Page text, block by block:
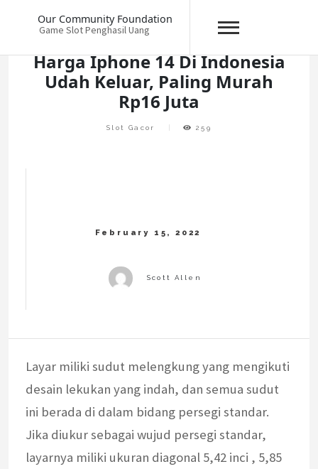
Our Community Foundation
Game Slot Penghasil Uang
Harga Iphone 14 Di Indonesia
Udah Keluar, Paling Murah
Rp16 Juta
Slot Gacor 259
Layar miliki sudut melengkung yang mengikuti
desain lekukan yang indah, dan semua sudut
ini berada di dalam bidang persegi standar.
Jika diukur sebagai wujud persegi standar,
layarnya miliki ukuran diagonal 5,42 inci , 5,85